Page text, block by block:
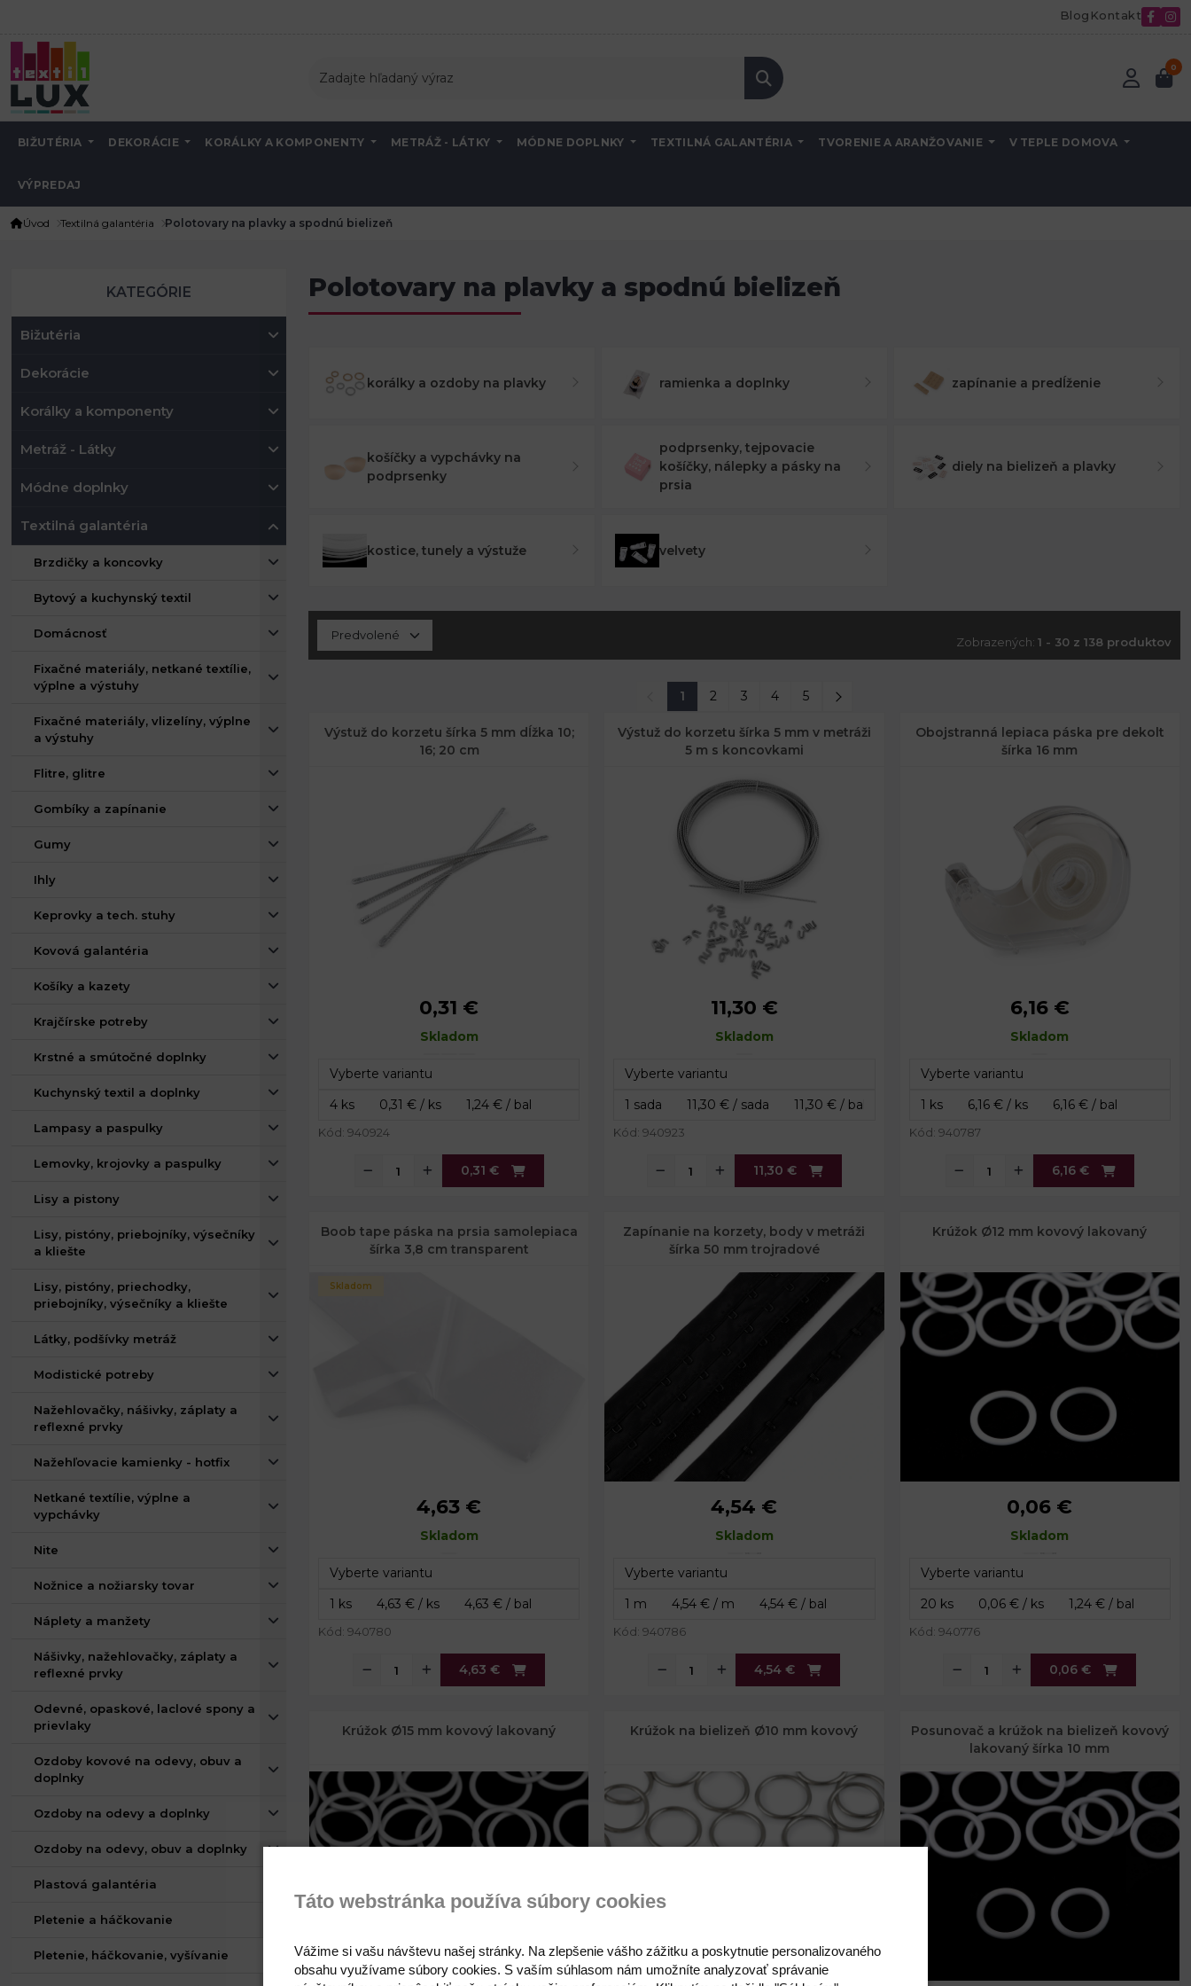
Blog Kontakt
0
BIŽUTÉRIA DEKORÁCIE KORÁLKY A KOMPONENTY METRÁŽ - LÁTKY MÓDNE DOPLNKY TEXTILNÁ GALANTÉRIA TVORENIE A ARANŽOVANIE V TEPLE DOMOVA
VÝPREDAJ
Úvod Textilná galantéria Polotovary na plavky a spodnú bielizeň
KATEGÓRIE
Bižutéria
Dekorácie
Korálky a komponenty
Metráž - Látky
Módne doplnky
Textilná galantéria
Brzdičky a koncovky
Bytový a kuchynský textil
Domácnosť
Fixačné materiály, netkané textílie,
výplne a výstuhy
Fixačné materiály, vlizelíny, výplne
a výstuhy
Flitre, glitre
Gombíky a zapínanie
Gumy
Ihly
Keprovky a tech. stuhy
Kovová galantéria
Košíky a kazety
Krajčírske potreby
Krstné a smútočné doplnky
Kuchynský textil a doplnky
Lampasy a paspulky
Lemovky, krojovky a paspulky
Lisy a pistony
Lisy, pistóny, priebojníky, výsečníky
a kliešte
Lisy, pistóny, priechodky,
priebojníky, výsečníky a kliešte
Látky, podšívky metráž
Modistické potreby
Nažehlovačky, nášivky, záplaty a
reflexné prvky
Nažehľovacie kamienky - hotfix
Netkané textílie, výplne a
vypchávky
Nite
Nožnice a nožiarsky tovar
Náplety a manžety
Nášivky, nažehlovačky, záplaty a
reflexné prvky
Odevné, opaskové, laclové spony a
prievlaky
Ozdoby kovové na odevy, obuv a
doplnky
Ozdoby na odevy a doplnky
Ozdoby na odevy, obuv a doplnky
Plastová galantéria
Pletenie a háčkovanie
Pletenie, háčkovanie, vyšívanie
Polotovary na plavky a spodnú bielizeň
korálky a ozdoby na plavky ramienka a doplnky zapínanie a predĺženie
košíčky a vypchávky na
podprsenky
podprsenky, tejpovacie
košíčky, nálepky a pásky na
prsia
diely na bielizeň a plavky
kostice, tunely a výstuže velvety
Zobrazených: 1 - 30 z 138 produktov
1 2 3 4 5
Výstuž do korzetu šírka 5 mm dĺžka 10;
16; 20 cm
5 mm
10; 16; 20 cm
0,31 €
Skladom
Kód: 940924
0,31 €
Výstuž do korzetu šírka 5 mm v metráži
5 m s koncovkami
5 mm
5 m
11,30 €
Skladom
Kód: 940923
11,30 €
Obojstranná lepiaca páska pre dekolt
šírka 16 mm
16 mm
5 m
6,16 €
Skladom
Kód: 940787
6,16 €
Boob tape páska na prsia samolepiaca
šírka 3,8 cm transparent
5 m
3,8 cm
Skladom
4,63 €
Skladom
Kód: 940780
4,63 €
Zapínanie na korzety, body v metráži
šírka 50 mm trojradové
50 mm
4,54 €
Skladom
Kód: 940786
4,54 €
Krúžok Ø12 mm kovový lakovaný
Vnútorný priemer:
Vonkajší priemer:
0,06 €
Skladom
Kód: 940776
0,06 €
Krúžok Ø15 mm kovový lakovaný Krúžok na bielizeň Ø10 mm kovový
Posunovač a krúžok na bielizeň kovový
lakovaný šírka 10 mm
Táto webstránka používa súbory cookies
Vážime si vašu návštevu našej stránky. Na zlepšenie vášho zážitku a poskytnutie personalizovaného
obsahu využívame súbory cookies. S vaším súhlasom nám umožníte analyzovať správanie